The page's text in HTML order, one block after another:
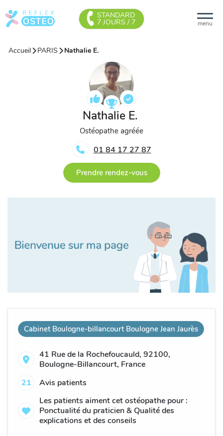
menu
STANDARD
7 JOURS / 7
Accueil PARIS Nathalie E.
Nathalie E.
Ostéopathe agréée
01 84 17 27 87
Prendre rendez-vous
Cabinet Boulogne-billancourt Boulogne Jean Jaurès
41 Rue de la Rochefoucauld, 92100,
Boulogne-Billancourt, France
21
Avis patients
Les patients aiment cet ostéopathe pour :
Ponctualité du praticien & Qualité des
explications et des conseils